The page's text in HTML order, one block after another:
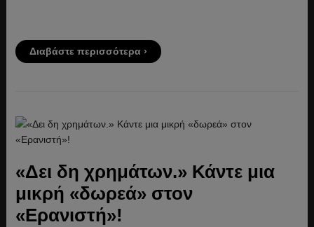
Διαβάστε περισσότερα ›
«Δει δη χρημάτων.» Κάντε μια
μικρή «δωρεά» στον
«Ερανιστή»!